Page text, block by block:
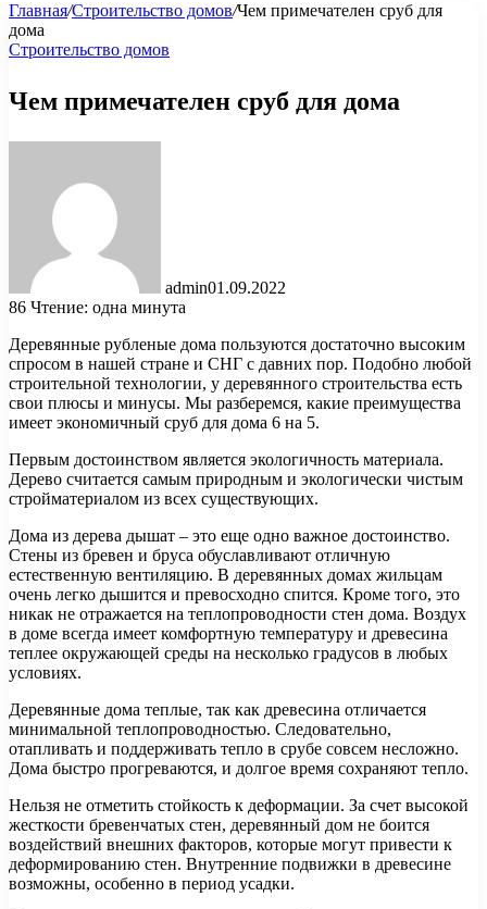
Главная/Строительство домов/Чем примечателен сруб для
дома
Строительство домов
Чем примечателен сруб для дома
admin01.09.2022
86 Чтение: одна минута
Деревянные рубленые дома пользуются достаточно высоким
спросом в нашей стране и СНГ с давних пор. Подобно любой
строительной технологии, у деревянного строительства есть
свои плюсы и минусы. Мы разберемся, какие преимущества
имеет экономичный сруб для дома 6 на 5.
Первым достоинством является экологичность материала.
Дерево считается самым природным и экологически чистым
стройматериалом из всех существующих.
Дома из дерева дышат – это еще одно важное достоинство.
Стены из бревен и бруса обуславливают отличную
естественную вентиляцию. В деревянных домах жильцам
очень легко дышится и превосходно спится. Кроме того, это
никак не отражается на теплопроводности стен дома. Воздух
в доме всегда имеет комфортную температуру и древесина
теплее окружающей среды на несколько градусов в любых
условиях.
Деревянные дома теплые, так как древесина отличается
минимальной теплопроводностью. Следовательно,
отапливать и поддерживать тепло в срубе совсем несложно.
Дома быстро прогреваются, и долгое время сохраняют тепло.
Нельзя не отметить стойкость к деформации. За счет высокой
жесткости бревенчатых стен, деревянный дом не боится
воздействий внешних факторов, которые могут привести к
деформированию стен. Внутренние подвижки в древесине
возможны, особенно в период усадки.